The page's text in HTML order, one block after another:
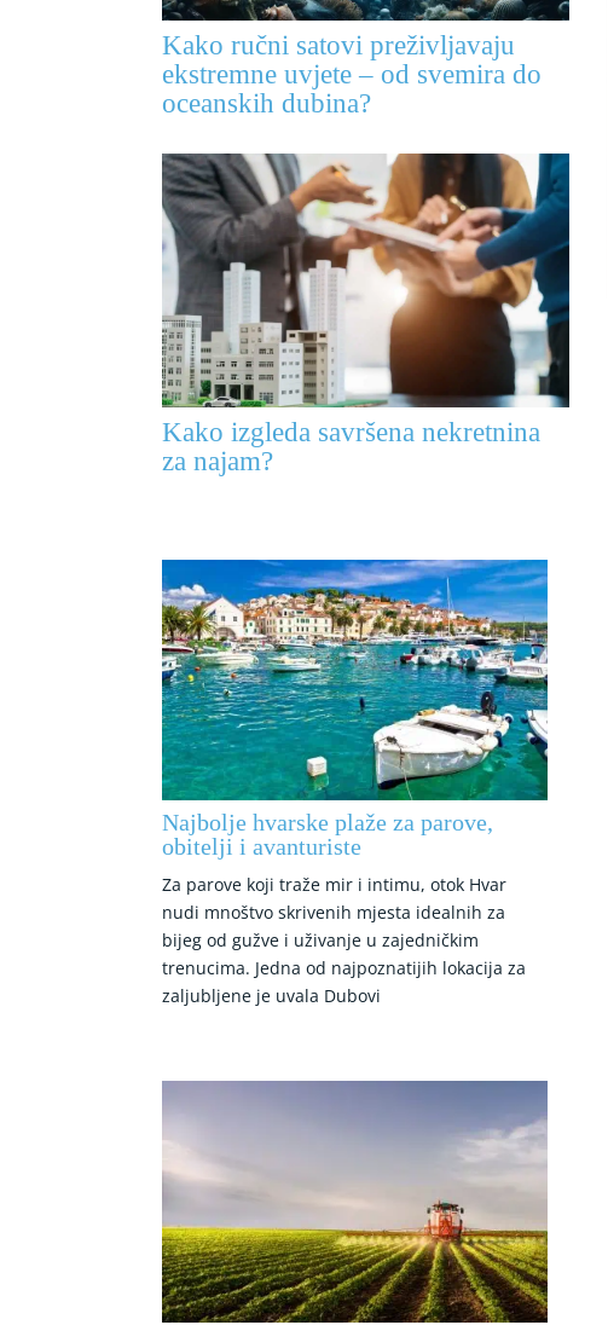
Kako ručni satovi preživljavaju
ekstremne uvjete – od svemira do
oceanskih dubina?
Kako izgleda savršena nekretnina
za najam?
Najbolje hvarske plaže za parove,
obitelji i avanturiste
Za parove koji traže mir i intimu, otok Hvar
nudi mnoštvo skrivenih mjesta idealnih za
bijeg od gužve i uživanje u zajedničkim
trenucima. Jedna od najpoznatijih lokacija za
zaljubljene je uvala Dubovi